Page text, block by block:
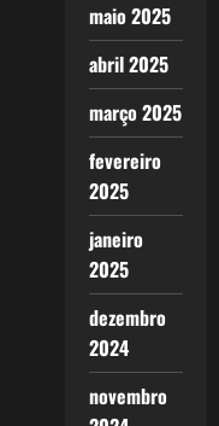
maio 2025
abril 2025
março 2025
fevereiro
2025
janeiro
2025
dezembro
2024
novembro